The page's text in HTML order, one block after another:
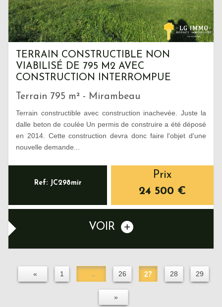
TERRAIN CONSTRUCTIBLE NON
VIABILISÉ DE 795 M2 AVEC
CONSTRUCTION INTERROMPUE
Terrain 795 m² - Mirambeau
Terrain constructible avec construction inachevée. Juste la
dalle beton de coulée Un permis de construire a été déposé
en 2014. Cette construction devra donc faire l'objet d'une
nouvelle demande...
Ref: JC298mir
Prix
24 500 €
VOIR
« 1 26 27 28 29
»